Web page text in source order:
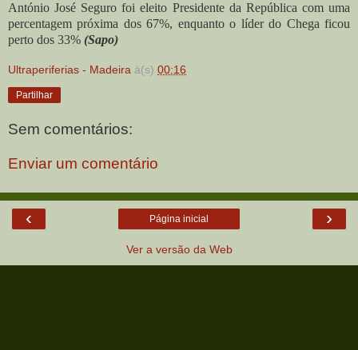
António José Seguro foi eleito Presidente da República com uma
percentagem próxima dos 67%, enquanto o líder do Chega ficou
perto dos 33% (Sapo)
Ultraperiferias - Madeira à(s) 00:16
Partilhar
Sem comentários:
Enviar um comentário
‹ ›
Página inicial
Ver a versão da Web